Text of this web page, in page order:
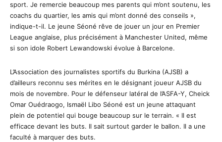
sport. Je remercie beaucoup mes parents qui m’ont soutenu, les
coachs du quartier, les amis qui m’ont donné des conseils »,
indique-t-il. Le jeune Séoné rêve de jouer un jour en Premier
League anglaise, plus précisément à Manchester United, même
si son idole Robert Lewandowski évolue à Barcelone.
L’Association des journalistes sportifs du Burkina (AJSB) a
d’ailleurs reconnu ses mérites en le désignant joueur AJSB du
mois de novembre. Pour le défenseur latéral de l’ASFA-Y, Cheick
Omar Ouédraogo, Ismaël Libo Séoné est un jeune attaquant
plein de potentiel qui bouge beaucoup sur le terrain. « Il est
efficace devant les buts. Il sait surtout garder le ballon. Il a une
faculté à marquer des buts.